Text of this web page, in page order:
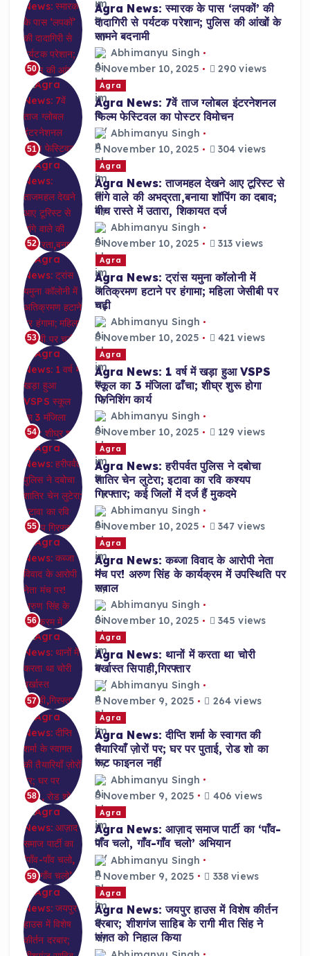
50
Agra News: स्मारक के पास ‘लपकों’ की
दादागिरी से पर्यटक परेशान; पुलिस की आंखों के
सामने बदनामी
Abhimanyu Singh
November 10, 2025
290 views
51
Agra
Agra News: 7वें ताज ग्लोबल इंटरनेशनल
फिल्म फेस्टिवल का पोस्टर विमोचन
Abhimanyu Singh
November 10, 2025
304 views
52
Agra
Agra News: ताजमहल देखने आए टूरिस्ट से
तांगे वाले की अभद्रता,बनाया शॉपिंग का दबाव;
बीच रास्ते में उतारा, शिकायत दर्ज
Abhimanyu Singh
November 10, 2025
313 views
53
Agra
Agra News: ट्रांस यमुना कॉलोनी में
अतिक्रमण हटाने पर हंगामा; महिला जेसीबी पर
चढ़ी
Abhimanyu Singh
November 10, 2025
421 views
54
Agra
Agra News: 1 वर्ष में खड़ा हुआ VSPS
स्कूल का 3 मंजिला ढाँचा; शीघ्र शुरू होगा
फिनिशिंग कार्य
Abhimanyu Singh
November 10, 2025
129 views
55
Agra
Agra News: हरीपर्वत पुलिस ने दबोचा
शातिर चेन लुटेरा; इटावा का रवि कश्यप
गिरफ्तार; कई जिलों में दर्ज हैं मुकदमे
Abhimanyu Singh
November 10, 2025
347 views
56
Agra
Agra News: कब्जा विवाद के आरोपी नेता
मंच पर! अरुण सिंह के कार्यक्रम में उपस्थिति पर
सवाल
Abhimanyu Singh
November 10, 2025
345 views
57
Agra
Agra News: थानों में करता था चोरी
बर्खास्त सिपाही,गिरफ्तार
Abhimanyu Singh
November 9, 2025
264 views
58
Agra
Agra News: दीप्ति शर्मा के स्वागत की
तैयारियाँ ज़ोरों पर; घर पर पुताई, रोड शो का
रूट फाइनल नहीं
Abhimanyu Singh
November 9, 2025
406 views
59
Agra
Agra News: आज़ाद समाज पार्टी का ‘पाँव-
पाँव चलो, गाँव-गाँव चलो’ अभियान
Abhimanyu Singh
November 9, 2025
338 views
Agra
Agra News: जयपुर हाउस में विशेष कीर्तन
दरबार; शीशगंज साहिब के रागी मीत सिंह ने
संगत को निहाल किया